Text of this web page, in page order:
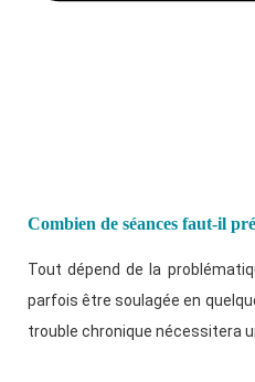
Combien de séances faut-il
Tout dépend de la
parfois être soulagée en
trouble chronique nécessitera